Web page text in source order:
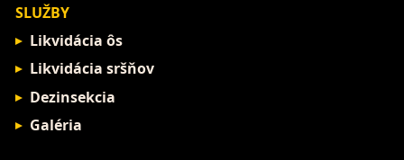
SLUŽBY
Likvidácia ôs
Likvidácia sršňov
Dezinsekcia
Galéria